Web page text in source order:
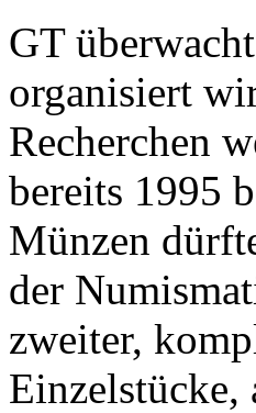
GT
organisiert
Recherchen
bereits 1995
Münzen
der
zweiter,
Einzelstücke,